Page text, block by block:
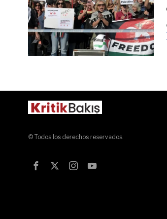
© Todos los derechos reservados.